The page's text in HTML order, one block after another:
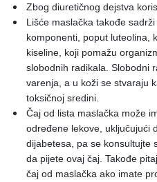
Zbog diuretičnog dejstva
Lišće maslačka takođe
komponenti, poput luteolina,
kiseline, koji pomažu
slobodnih radikala. Slobodni
varenja, a u koži se stvaraju
toksičnoj sredini.
Čaj od lista maslačka može
određene lekove, uključujući
dijabetesa, pa se konsultujte
da pijete ovaj čaj. Takođe
čaj od maslačka ako imate